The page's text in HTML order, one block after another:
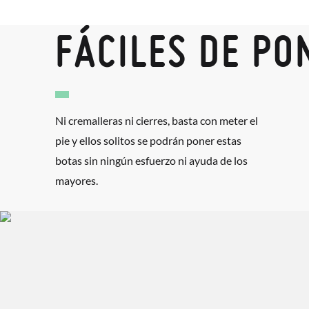
FÁCILES DE
Ni cremalleras ni cierres, basta con meter el
pie y ellos solitos se podrán poner estas
botas sin ningún esfuerzo ni ayuda de los
mayores.